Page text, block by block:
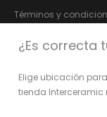
Términos y
Bolsa de trabajo
Fundación Vida
¿Es correcta
Elige ubicación
tienda